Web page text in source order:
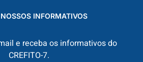
NOSSOS INFORMATIVOS
e receba os informativos do
CREFITO-7.